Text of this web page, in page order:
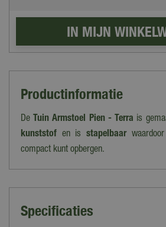
Productinformatie
De Tuin Armstoel Pien - Terra is
kunststof en isstapelbaarwaardoor
compact kunt opbergen.
Specificaties